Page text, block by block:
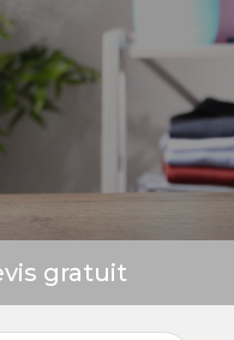
gratuit